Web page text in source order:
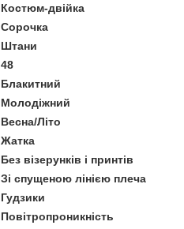
Костюм-двійка
Сорочка
Штани
48
Блакитний
Молодіжний
Весна/Літо
Жатка
Без візерунків і принтів
Зі спущеною лінією плеча
Гудзики
Повітропроникність